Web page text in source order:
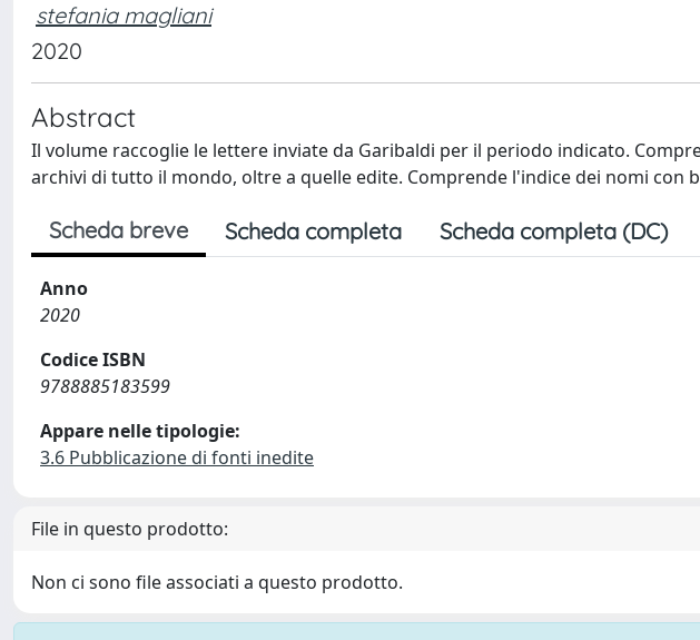
stefania magliani
2020
Abstract
Il volume raccoglie le lettere inviate da Garibaldi per il periodo indicato.
archivi di tutto il mondo, oltre a quelle edite. Comprende l'indice dei nomi con
Scheda breve Scheda completa Scheda completa (DC)
Anno
2020
Codice ISBN
9788885183599
Appare nelle tipologie:
3.6 Pubblicazione di fonti inedite
File in questo prodotto:
Non ci sono file associati a questo prodotto.